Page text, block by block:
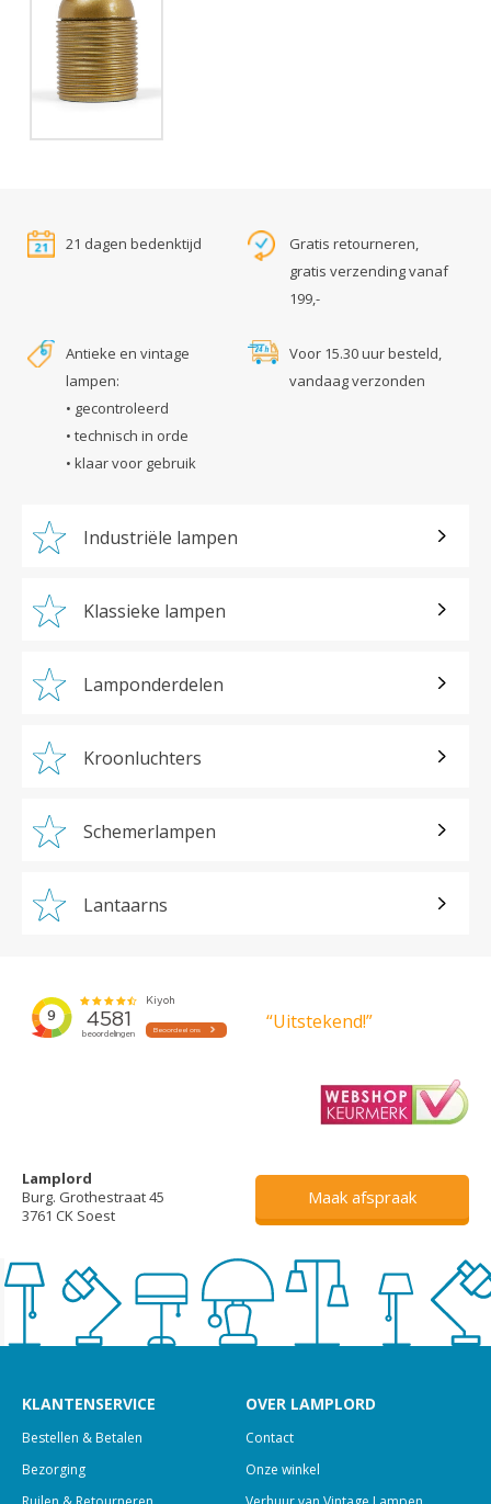
21 dagen bedenktijd
Gratis retourneren,
gratis verzending vanaf
199,-
Antieke en vintage
lampen:
• gecontroleerd
• technisch in orde
• klaar voor gebruik
Voor 15.30 uur besteld,
vandaag verzonden
Industriële lampen
Klassieke lampen
Lamponderdelen
Kroonluchters
Schemerlampen
Lantaarns
“Uitstekend!”
Lamplord
Burg. Grothestraat 45
3761 CK Soest
Maak afspraak
KLANTENSERVICE
Bestellen & Betalen
Bezorging
OVER LAMPLORD
Contact
Onze winkel